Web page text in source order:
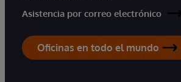
Asistencia por correo electrónico
Oficinas en todo el mundo